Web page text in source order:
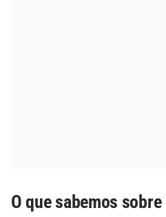
O que sabemos